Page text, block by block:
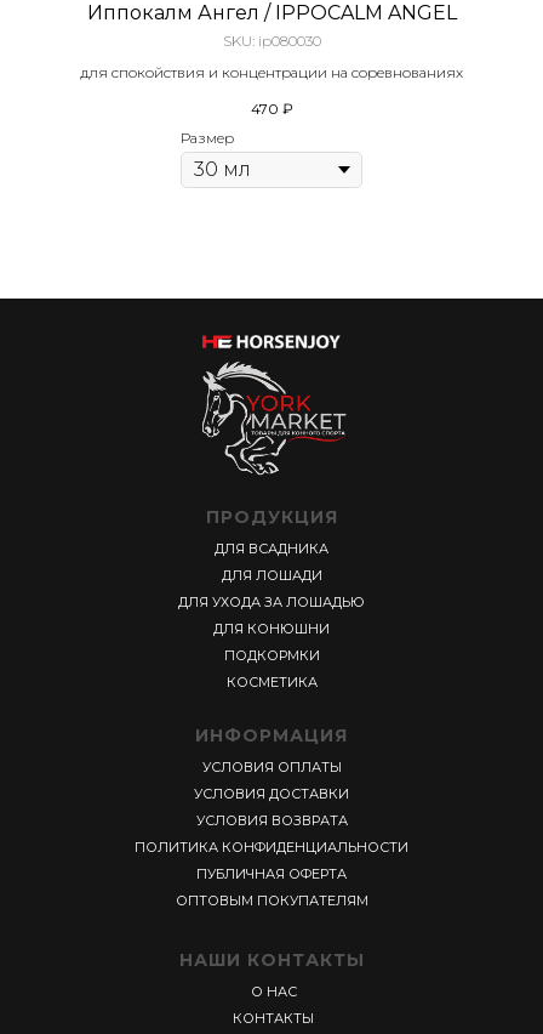
Иппокалм Ангел / IPPOCALM ANGEL
SKU: ip080030
для спокойствия и концентрации на соревнованиях
470 ₽
Размер
ПРОДУКЦИЯ
ДЛЯ ВСАДНИКА
ДЛЯ ЛОШАДИ
ДЛЯ УХОДА ЗА ЛОШАДЬЮ
ДЛЯ КОНЮШНИ
ПОДКОРМКИ
КОСМЕТИКА
ИНФОРМАЦИЯ
УСЛОВИЯ ОПЛАТЫ
УСЛОВИЯ ДОСТАВКИ
УСЛОВИЯ ВОЗВРАТА
ПОЛИТИКА КОНФИДЕНЦИАЛЬНОСТИ
ПУБЛИЧНАЯ ОФЕРТА
ОПТОВЫМ ПОКУПАТЕЛЯМ
НАШИ КОНТАКТЫ
О НАС
КОНТАКТЫ